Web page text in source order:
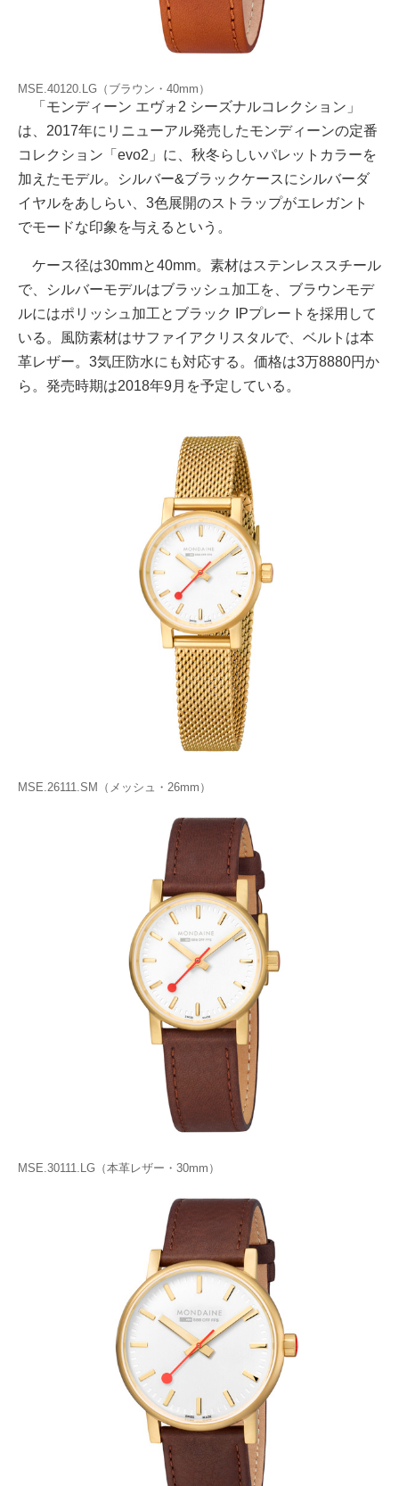
MSE.40120.LG（ブラウン・40mm）
「モンディーン エヴォ2 シーズナルコレクション」
は、2017年にリニューアル発売したモンディーンの定番
コレクション「evo2」に、秋冬らしいパレットカラーを
加えたモデル。シルバー&ブラックケースにシルバーダ
イヤルをあしらい、3色展開のストラップがエレガント
でモードな印象を与えるという。
ケース径は30mmと40mm。素材はステンレススチール
で、シルバーモデルはブラッシュ加工を、ブラウンモデ
ルにはポリッシュ加工とブラック IPプレートを採用して
いる。風防素材はサファイアクリスタルで、ベルトは本
革レザー。3気圧防水にも対応する。価格は3万8880円か
ら。発売時期は2018年9月を予定している。
MSE.26111.SM（メッシュ・26mm）
MSE.30111.LG（本革レザー・30mm）